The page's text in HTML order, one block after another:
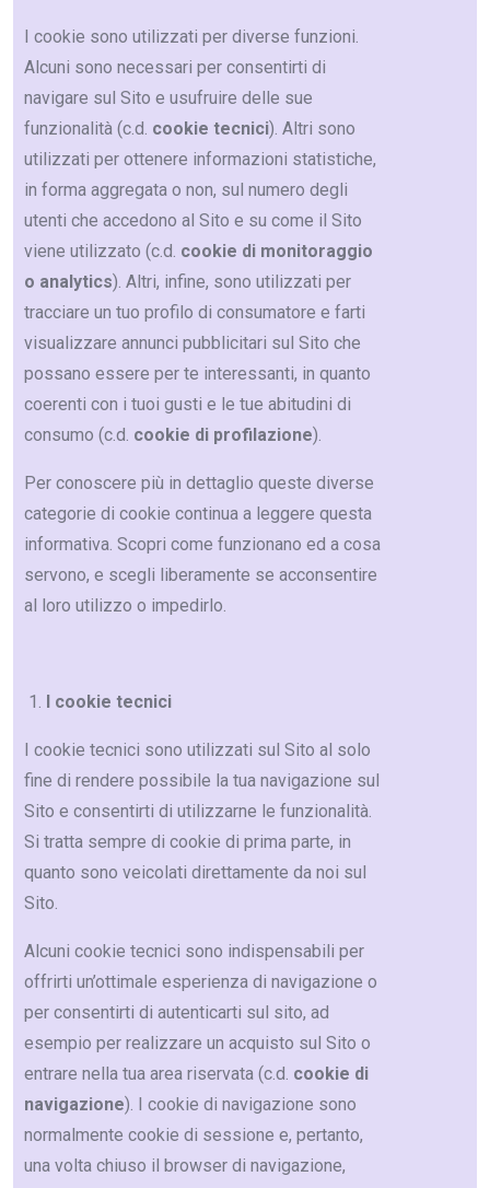
I cookie sono utilizzati per diverse funzioni.
Alcuni sono necessari per consentirti di
navigare sul Sito e usufruire delle sue
funzionalità (c.d. cookie tecnici). Altri sono
utilizzati per ottenere informazioni statistiche,
in forma aggregata o non, sul numero degli
utenti che accedono al Sito e su come il Sito
viene utilizzato (c.d. cookie di monitoraggio
o analytics). Altri, infine, sono utilizzati per
tracciare un tuo profilo di consumatore e farti
visualizzare annunci pubblicitari sul Sito che
possano essere per te interessanti, in quanto
coerenti con i tuoi gusti e le tue abitudini di
consumo (c.d. cookie di profilazione).
Per conoscere più in dettaglio queste diverse
categorie di cookie continua a leggere questa
informativa. Scopri come funzionano ed a cosa
servono, e scegli liberamente se acconsentire
al loro utilizzo o impedirlo.
I cookie tecnici
I cookie tecnici sono utilizzati sul Sito al solo
fine di rendere possibile la tua navigazione sul
Sito e consentirti di utilizzarne le funzionalità.
Si tratta sempre di cookie di prima parte, in
quanto sono veicolati direttamente da noi sul
Sito.
Alcuni cookie tecnici sono indispensabili per
offrirti un’ottimale esperienza di navigazione o
per consentirti di autenticarti sul sito, ad
esempio per realizzare un acquisto sul Sito o
entrare nella tua area riservata (c.d. cookie di
navigazione). I cookie di navigazione sono
normalmente cookie di sessione e, pertanto,
una volta chiuso il browser di navigazione,